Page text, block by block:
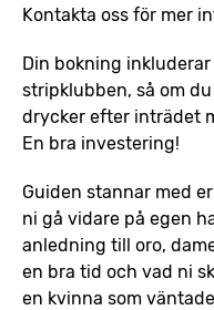
Kontakta oss för mer
Din bokning
stripklubben, så om
drycker efter inträdet
En bra investering!
Guiden stannar med
ni gå vidare på egen
anledning till oro,
en bra tid och vad ni
en kvinna som